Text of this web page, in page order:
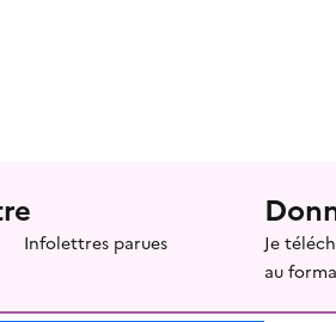
Infolettres parues
Je
au